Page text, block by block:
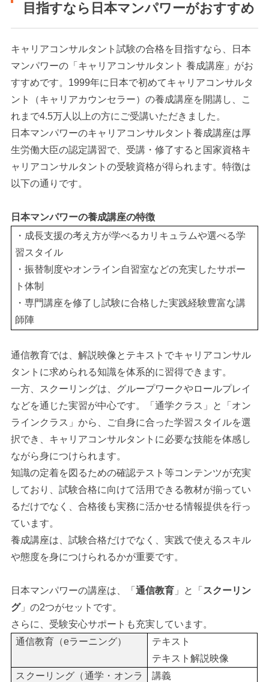
目指すなら日本マンパワーがおすすめ
キャリアコンサルタント試験の合格を目指すなら、日本
マンパワーの「キャリアコンサルタント 養成講座」がお
すすめです。1999年に日本で初めてキャリアコンサルタ
ント（キャリアカウンセラー）の養成講座を開講し、こ
れまで4.5万人以上の方にご受講いただきました。
日本マンパワーのキャリアコンサルタント養成講座は厚
生労働大臣の認定講習で、受講・修了すると国家資格キ
ャリアコンサルタントの受験資格が得られます。特徴は
以下の通りです。
日本マンパワーの養成講座の特徴
・成長支援の考え方が学べるカリキュラムや選べる学
習スタイル
・振替制度やオンライン自習室などの充実したサポー
ト体制
・専門講座を修了し試験に合格した実践経験豊富な講
師陣
通信教育では、解説映像とテキストでキャリアコンサル
タントに求められる知識を体系的に習得できます。
一方、スクーリングは、グループワークやロールプレイ
などを通じた実習が中心です。「通学クラス」と「オン
ラインクラス」から、ご自身に合った学習スタイルを選
択でき、キャリアコンサルタントに必要な技能を体感し
ながら身につけられます。
知識の定着を図るための確認テスト等コンテンツが充実
しており、試験合格に向けて活用できる教材が揃ってい
るだけでなく、合格後も実務に活かせる情報提供を行っ
ています。
養成講座は、試験合格だけでなく、実践で使えるスキル
や態度を身につけられるかが重要です。
日本マンパワーの講座は、「通信教育 」と「 スクーリン
グ」の2つがセットです。
さらに、受験安心サポートも充実しています。
通信教育（eラーニング）
テキスト
テキスト解説映像
スクーリング（通学・オンラ
講義